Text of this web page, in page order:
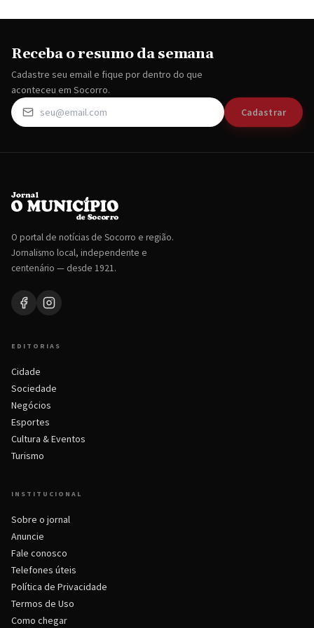
Receba o resumo da semana
Cadastre seu email e fique por dentro do que
aconteceu em Socorro.
Cadastrar
O portal de notícias de Socorro e região.
Jornalismo local, independente e
centenário — desde 1921.
EDITORIAS
Cidade
Sociedade
Negócios
Esportes
Cultura & Eventos
Turismo
INSTITUCIONAL
Sobre o jornal
Anuncie
Fale conosco
Telefones úteis
Política de Privacidade
Termos de Uso
Como chegar